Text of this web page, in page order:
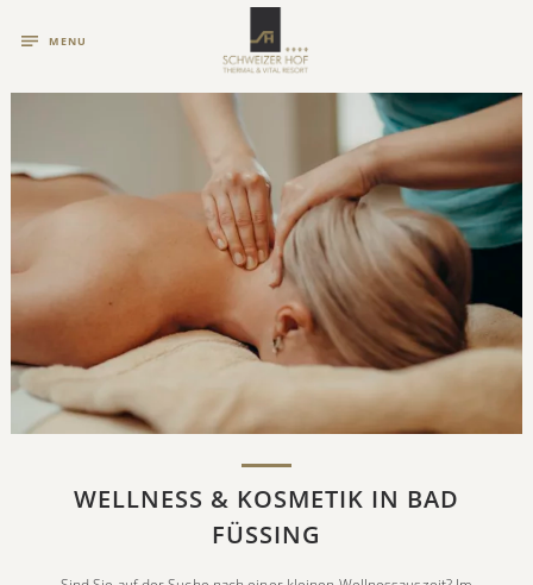
MENU
WELLNESS & KOSMETIK IN BAD
FÜSSING